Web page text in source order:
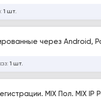
1 шт.
через Android,
1 шт.
MIX Пол. MIX IP